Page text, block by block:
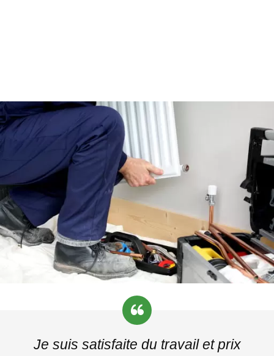
Je suis satisfaite du travail et prix